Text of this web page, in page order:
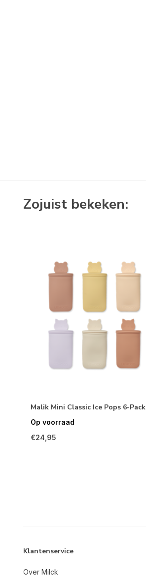
Zojuist bekeken:
Malik Mini Classic Ice Pops 6-Pack
Op voorraad
€24,95
Klantenservice
Over Milck